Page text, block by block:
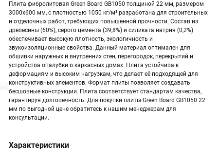
Плита фибролитовая Green Board GB1050 толщиной 22 мм, размером
3000х600 мм, с плотностью 1050 кг/м³ разработана для строительных
и отделочных работ, требующих повышенной прочности. Состав из
древесины (60%), серого цемента (39,8%) и силиката натрия (0,2%)
обеспечивает высокую плотность, экологичность и
звукоизоляционные свойства. Данный материал оптимален для
обшивки наружных и внутренних стен, перегородок, перекрытий и
устройства опалубки в каркасных домах. Плита устойчива к
деформациям и высоким нагрузкам, что делает её подходящей для
конструктивных элементов. Формат плиты позволяет создавать
бесшовные конструкции. Плита соответствует стандартам качества,
гарантируя долговечность. Для покупки плиты Green Board GB1050 22
мм по выгодной цене обратитесь к нашим менеджерам для
консультации.
Характеристики